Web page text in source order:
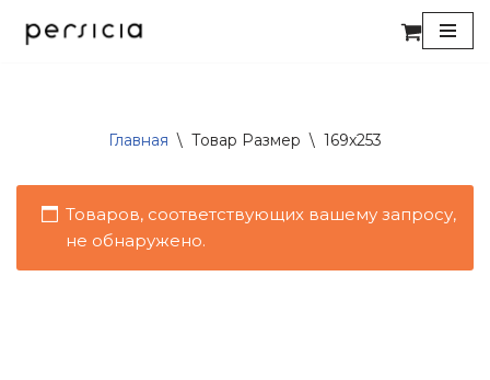
Главная \ Товар Размер \ 169x253
Товаров, соответствующих вашему запросу,
не обнаружено.